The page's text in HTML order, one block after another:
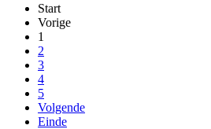
Start
Vorige
1
2
3
4
5
Volgende
Einde